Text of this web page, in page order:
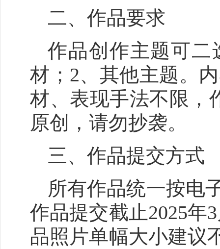
二、作品要求
作品创作主题可二
材；2、其他主题。
材、表现手法不限，
原创，请勿抄袭。
三、作品提交方式
所有作品统一按电
作品提交截止2025年
品照片单幅大小建议